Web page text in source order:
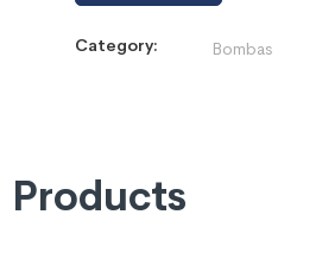
Category: Bombas
Products